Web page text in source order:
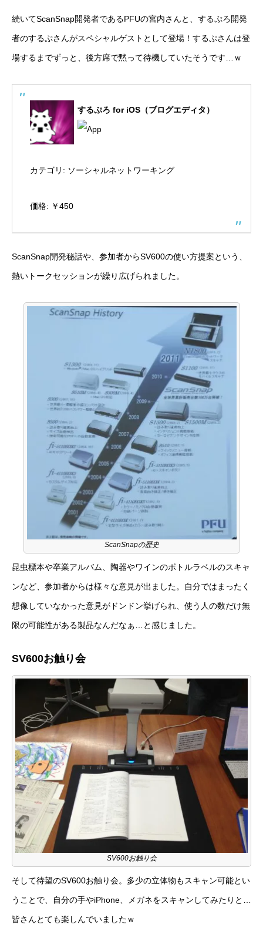
続いてScanSnap開発者であるPFUの宮内さんと、するぷろ開発
者のするぷさんがスペシャルゲストとして登場！するぷさんは登
場するまでずっと、後方席で黙って待機していたそうです…ｗ
するぷろ for iOS（ブログエディタ）
カテゴリ: ソーシャルネットワーキング
価格: ￥450
ScanSnap開発秘話や、参加者からSV600の使い方提案という、
熱いトークセッションが繰り広げられました。
ScanSnapの歴史
昆虫標本や卒業アルバム、陶器やワインのボトルラベルのスキャ
ンなど、参加者からは様々な意見が出ました。自分ではまったく
想像していなかった意見がドンドン挙げられ、使う人の数だけ無
限の可能性がある製品なんだなぁ…と感じました。
SV600お触り会
SV600お触り会
そして待望のSV600お触り会。多少の立体物もスキャン可能とい
うことで、自分の手やiPhone、メガネをスキャンしてみたりと…
皆さんとても楽しんでいましたｗ